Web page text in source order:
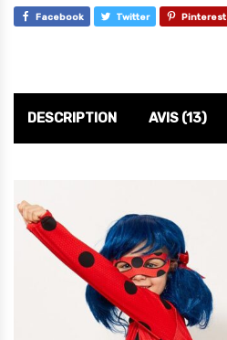
Facebook Twitter Pinterest
DESCRIPTION AVIS (13)